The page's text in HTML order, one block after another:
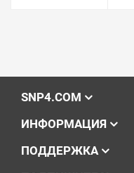
SNP4.COM
ИНФОРМАЦИЯ
ПОДДЕРЖКА